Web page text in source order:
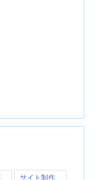
サイト制作